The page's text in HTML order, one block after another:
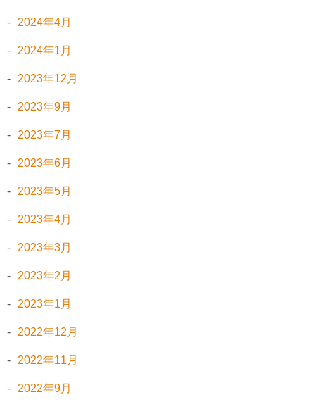
2024年4月
2024年1月
2023年12月
2023年9月
2023年7月
2023年6月
2023年5月
2023年4月
2023年3月
2023年2月
2023年1月
2022年12月
2022年11月
2022年9月